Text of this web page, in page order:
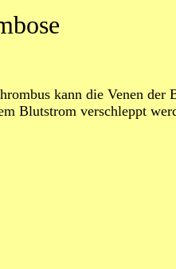
kann die Venen der
Blutstrom verschleppt